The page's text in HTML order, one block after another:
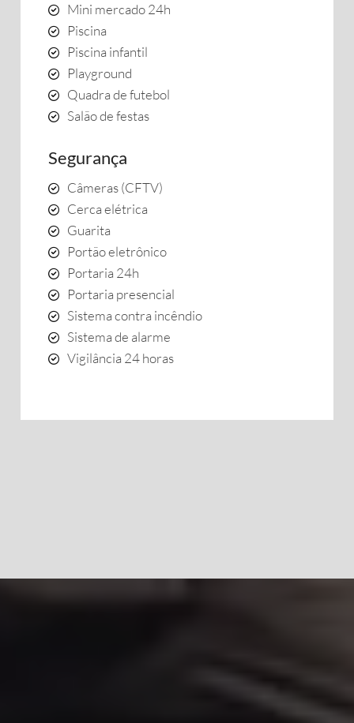
Mini mercado 24h
Piscina
Piscina infantil
Playground
Quadra de futebol
Salão de festas
Segurança
Câmeras (CFTV)
Cerca elétrica
Guarita
Portão eletrônico
Portaria 24h
Portaria presencial
Sistema contra incêndio
Sistema de alarme
Vigilância 24 horas